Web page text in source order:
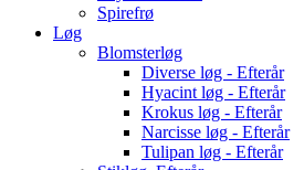
Spirefrø
Løg
Blomsterløg
Diverse løg - Efterår
Hyacint løg - Efterår
Krokus løg - Efterår
Narcisse løg - Efterår
Tulipan løg - Efterår